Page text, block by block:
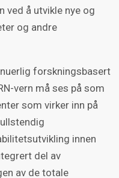
ved å utvikle nye og
og andre
forskningsbasert
vern må ses på som
som virker inn på
innen
del av
av de totale